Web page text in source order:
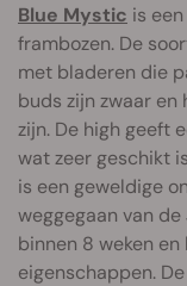
Blue Mystic is
frambozen. De
met bladeren die
buds zijn zwaar
zijn. De high geeft
wat zeer geschikt
is een geweldige
weggegaan van
binnen 8 weken
eigenschappen.